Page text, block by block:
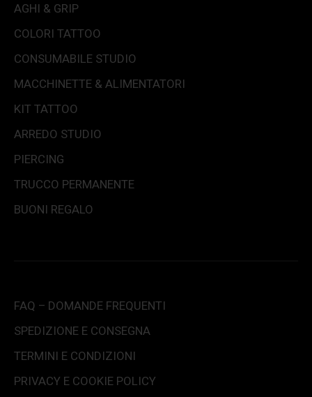
AGHI & GRIP
COLORI TATTOO
CONSUMABILE STUDIO
MACCHINETTE & ALIMENTATORI
KIT TATTOO
ARREDO STUDIO
PIERCING
TRUCCO PERMANENTE
BUONI REGALO
FAQ – DOMANDE FREQUENTI
SPEDIZIONE E CONSEGNA
TERMINI E CONDIZIONI
PRIVACY E COOKIE POLICY